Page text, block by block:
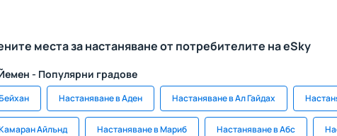
места за настаняване от потребителите на eSky
- Популярни градове
Настаняване в Аден Настаняване в Ал Гайдах
Айлънд Настаняване в Мариб Настаняване в Абс